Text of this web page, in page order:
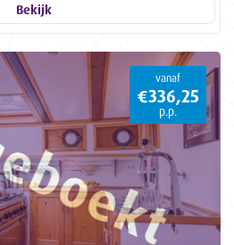
Bekijk
vanaf
€336,25
p.p.